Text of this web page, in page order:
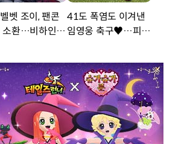
벳 조이, 팬콘
소환…비하인드
41도 폭염도 이겨낸
임영웅 축구♥…피지